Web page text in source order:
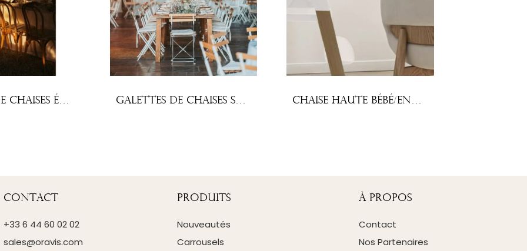
Galettes de chaises écrues (lot x10) Galettes de chaises Square (lot x10) Chaise haute bébé/enfant
Contact
+33 6 44 60 02 02
sales@oravis.com
Produits
Nouveautés
Carrousels
À Propos
Contact
Nos Partenaires